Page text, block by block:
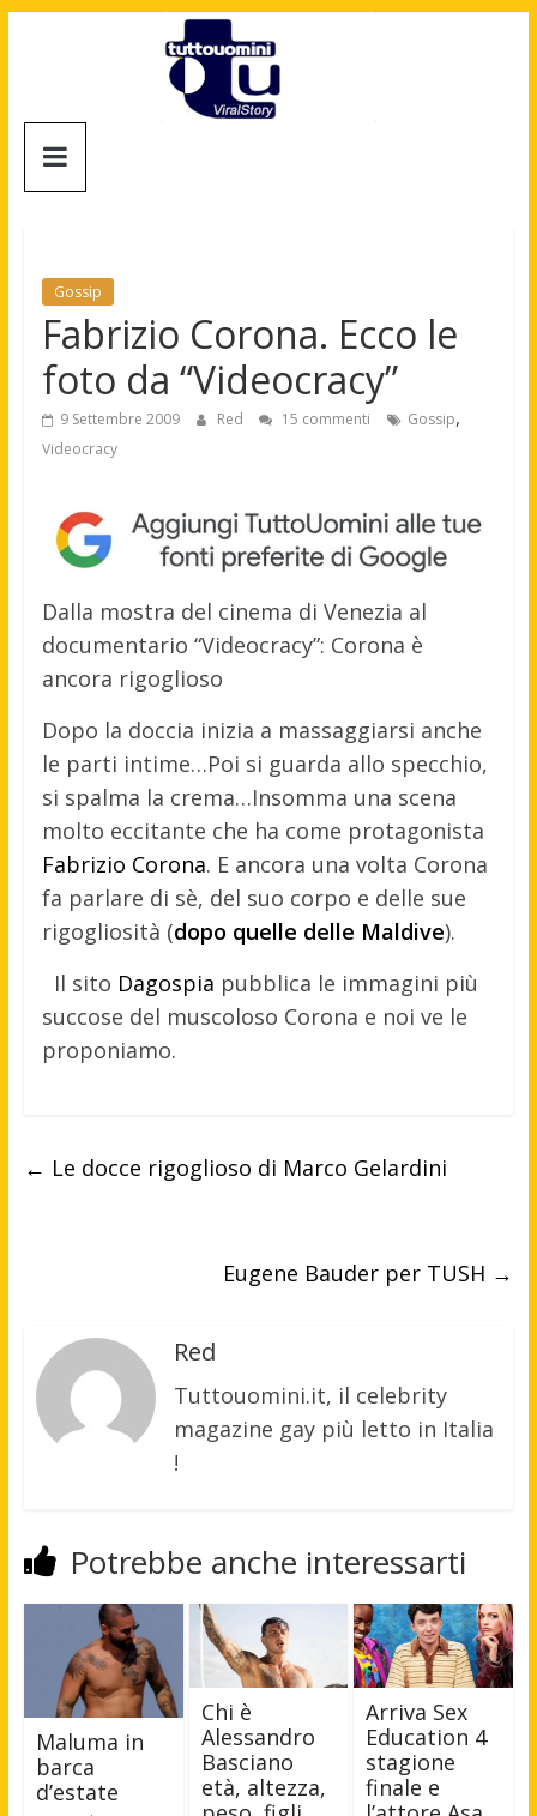
Tuttouomini
Motori,
gay
news
moda
maschile
Gossip
Fabrizio Corona. Ecco le
foto da “Videocracy”
9 Settembre 2009 Red 15 commenti Gossip,
Videocracy
Dalla mostra del cinema di Venezia al
documentario “Videocracy”: Corona è
ancora rigoglioso
Dopo la doccia inizia a massaggiarsi anche
le parti intime…Poi si guarda allo specchio,
si spalma la crema…Insomma una scena
molto eccitante che ha come protagonista
Fabrizio Corona. E ancora una volta Corona
fa parlare di sè, del suo corpo e delle sue
rigogliosità (dopo quelle delle Maldive).
Il sito Dagospia pubblica le immagini più
succose del muscoloso Corona e noi ve le
proponiamo.
← Le docce rigoglioso di Marco Gelardini
Eugene Bauder per TUSH →
Red
Tuttouomini.it, il celebrity
magazine gay più letto in Italia
!
Potrebbe anche interessarti
Maluma in
barca
d’estate
Chi è
Alessandro
Basciano
età, altezza,
Arriva Sex
Education 4
stagione
finale e